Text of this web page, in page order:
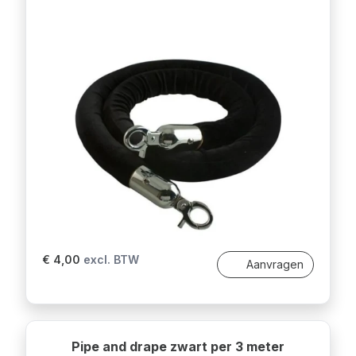
€ 4,00 excl. BTW Aanvragen
Pipe and drape zwart per 3 meter